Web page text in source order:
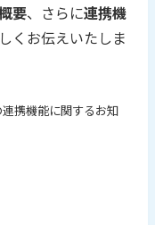
要、さらに連携機
くお伝えいたしま
携機能に関するお知